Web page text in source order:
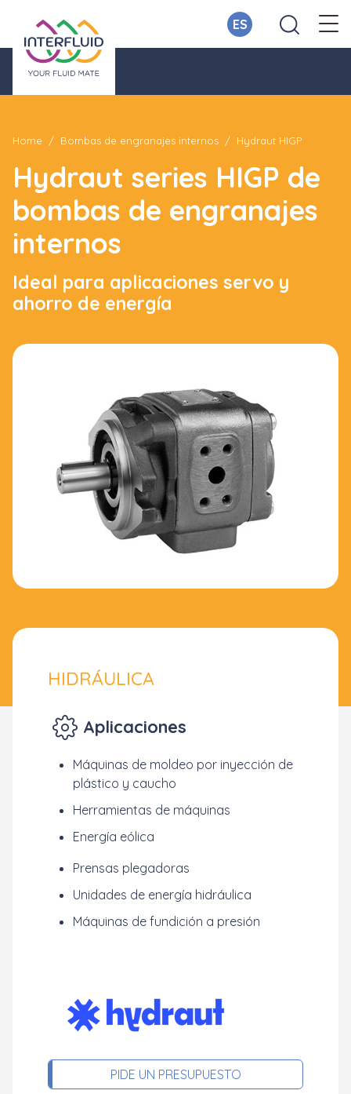
ES
Home Bombas de engranajes internos Hydraut HIGP
Hydraut series HIGP de
bombas de engranajes
internos
Ideal para aplicaciones servo y
ahorro de energía
HIDRÁULICA
Aplicaciones
Máquinas de moldeo por inyección de
plástico y caucho
Herramientas de máquinas
Energía eólica
Prensas plegadoras
Unidades de energía hidráulica
Máquinas de fundición a presión
PIDE UN PRESUPUESTO